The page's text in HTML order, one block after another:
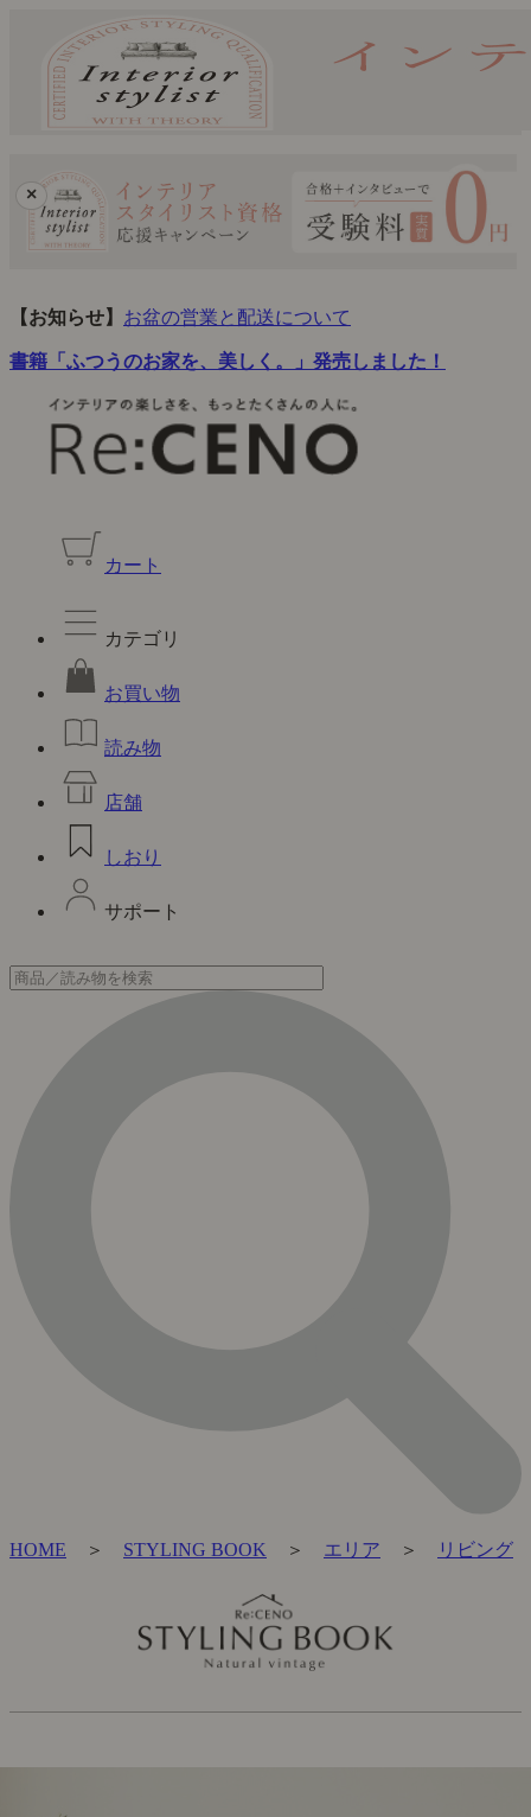
×
【お知らせ】 お盆の営業と配送について
書籍「ふつうのお家を、美しく。」発売しました！
カート
カテゴリ
お買い物
読み物
店舗
しおり
サポート
HOME ＞ STYLING BOOK ＞ エリア ＞ リビング